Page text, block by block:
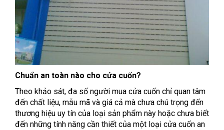
Chuẩn an toàn nào cho cửa cuốn?
Theo khảo sát, đa số người mua cửa cuốn chỉ quan tâm
đến chất liệu, mẫu mã và giá cả mà chưa chú trọng đến
thương hiệu uy tín của loại sản phẩm này hoặc chưa biết
đến những tính năng cần thiết của một loại cửa cuốn an